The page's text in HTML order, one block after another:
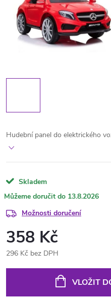
Hudební panel do elektrického
Skladem
13.8.2026
Možnosti doručení
358 Kč
296 Kč bez DPH
VLOŽIT